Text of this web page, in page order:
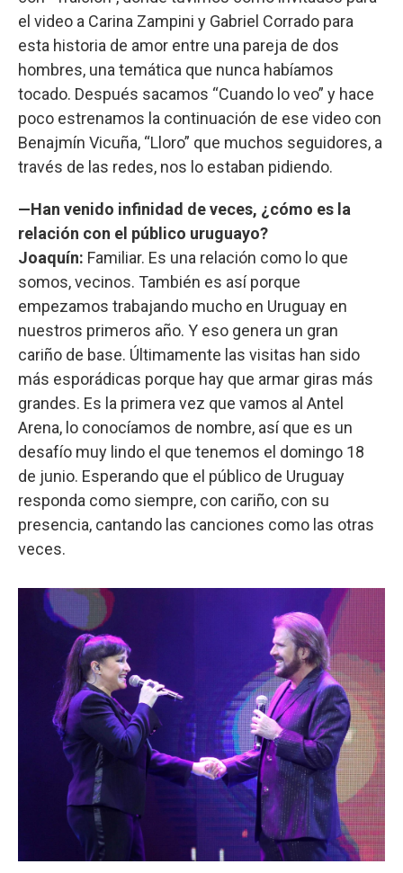
el video a Carina Zampini y Gabriel Corrado para
esta historia de amor entre una pareja de dos
hombres, una temática que nunca habíamos
tocado. Después sacamos “Cuando lo veo” y hace
poco estrenamos la continuación de ese video con
Benajmín Vicuña, “Lloro” que muchos seguidores, a
través de las redes, nos lo estaban pidiendo.
—Han venido infinidad de veces, ¿cómo es la
relación con el público uruguayo?
Joaquín: Familiar. Es una relación como lo que
somos, vecinos. También es así porque
empezamos trabajando mucho en Uruguay en
nuestros primeros año. Y eso genera un gran
cariño de base. Últimamente las visitas han sido
más esporádicas porque hay que armar giras más
grandes. Es la primera vez que vamos al Antel
Arena, lo conocíamos de nombre, así que es un
desafío muy lindo el que tenemos el domingo 18
de junio. Esperando que el público de Uruguay
responda como siempre, con cariño, con su
presencia, cantando las canciones como las otras
veces.